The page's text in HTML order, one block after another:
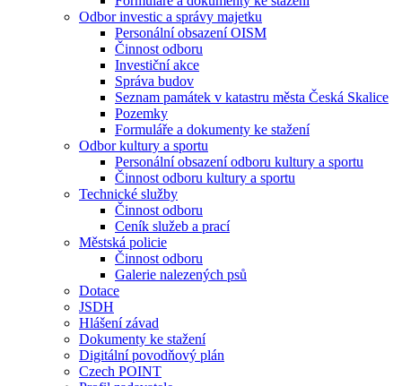
Odbor investic a správy majetku
Personální obsazení OISM
Činnost odboru
Investiční akce
Správa budov
Seznam památek v katastru města Česká Skalice
Pozemky
Formuláře a dokumenty ke stažení
Odbor kultury a sportu
Personální obsazení odboru kultury a sportu
Činnost odboru kultury a sportu
Technické služby
Činnost odboru
Ceník služeb a prací
Městská policie
Činnost odboru
Galerie nalezených psů
Dotace
JSDH
Hlášení závad
Dokumenty ke stažení
Digitální povodňový plán
Czech POINT